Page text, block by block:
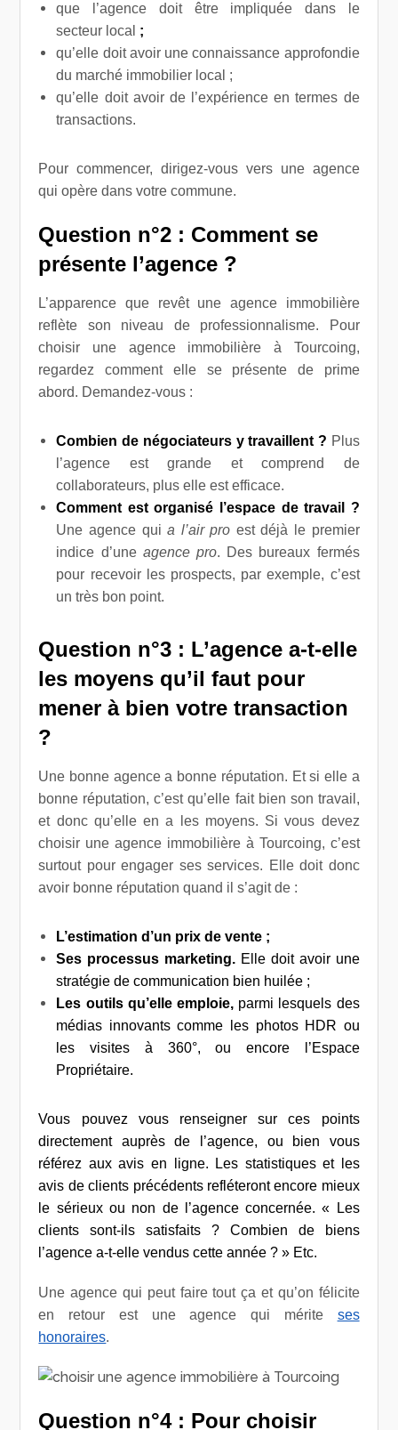
que l’agence doit être impliquée dans le
secteur local ;
qu’elle doit avoir une connaissance approfondie
du marché immobilier local ;
qu’elle doit avoir de l’expérience en termes de
transactions.
Pour commencer, dirigez-vous vers une agence
qui opère dans votre commune.
Question n°2 : Comment se
présente l’agence ?
L’apparence que revêt une agence immobilière
reflète son niveau de professionnalisme. Pour
choisir une agence immobilière à Tourcoing,
regardez comment elle se présente de prime
abord. Demandez-vous :
Combien de négociateurs y travaillent ? Plus
l’agence est grande et comprend de
collaborateurs, plus elle est efficace.
Comment est organisé l’espace de travail ?
Une agence quia l’air pro est déjà le premier
indice d’une agence pro. Des bureaux fermés
pour recevoir les prospects, par exemple, c’est
un très bon point.
Question n°3 : L’agence a-t-elle
les moyens qu’il faut pour
mener à bien votre transaction
?
Une bonne agence a bonne réputation. Et si elle a
bonne réputation, c’est qu’elle fait bien son travail,
et donc qu’elle en a les moyens. Si vous devez
choisir une agence immobilière à Tourcoing, c’est
surtout pour engager ses services. Elle doit donc
avoir bonne réputation quand il s’agit de :
L’estimation d’un prix de vente ;
Ses processus marketing. Elle doit avoir une
stratégie de communication bien huilée ;
Les outils qu’elle emploie, parmi lesquels des
médias innovants comme les photos HDR ou
les visites à 360°, ou encore l’Espace
Propriétaire.
Vous pouvez vous renseigner sur ces points
directement auprès de l’agence, ou bien vous
référez aux avis en ligne. Les statistiques et les
avis de clients précédents refléteront encore mieux
le sérieux ou non de l’agence concernée. « Les
clients sont-ils satisfaits ? Combien de biens
l’agence a-t-elle vendus cette année ? » Etc.
Une agence qui peut faire tout ça et qu’on félicite
en retour est une agence qui mérite ses
honoraires.
Question n°4 : Pour choisir